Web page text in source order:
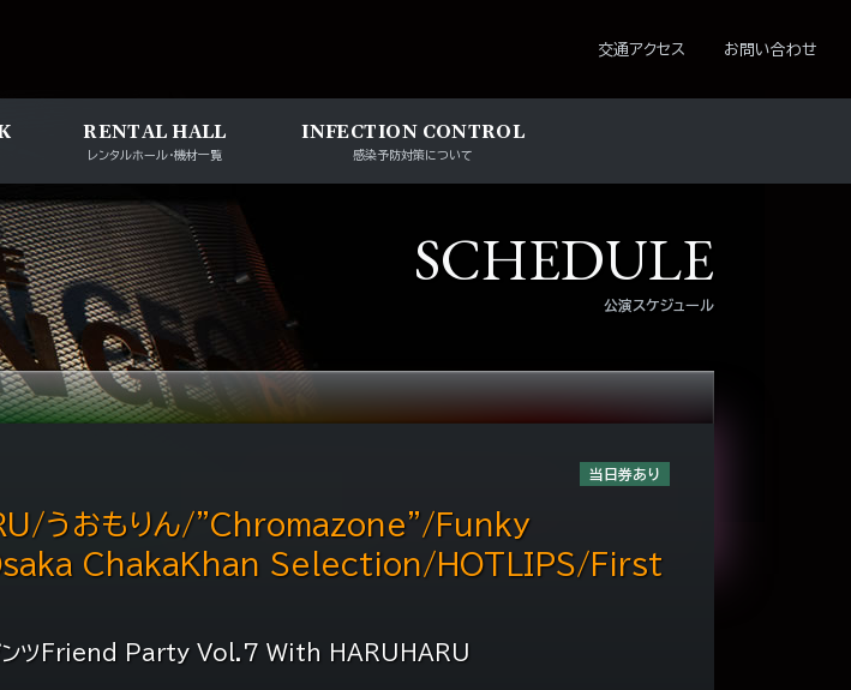
交通アクセス お問い合わせ
RENTAL HALL
レンタルホール・機材一覧
INFECTION CONTROL
感染予防対策について
公演スケジュール
SCHEDULE
当日券あり
ンツFriend Party Vol.7 With HARUHARU
うおもりん/"Chromazone"/Funky
ChakaKhan Selection/HOTLIPS/First